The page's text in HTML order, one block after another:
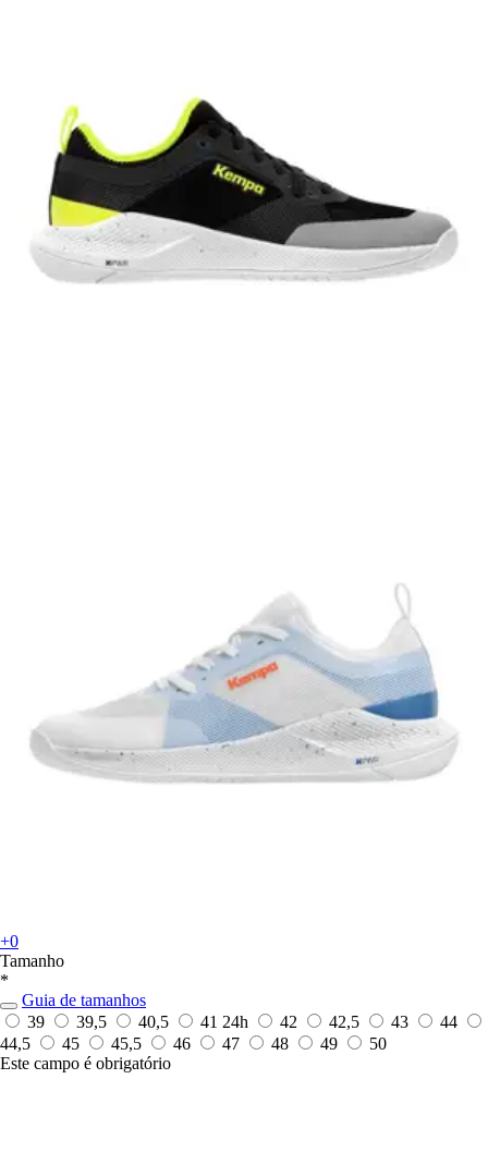
+0
Tamanho
*
Guia de tamanhos
39
39,5 40,5 41 24h 42 42,5 43
44
44,5
45 45,5 46 47 48 49
50
Este campo é obrigatório